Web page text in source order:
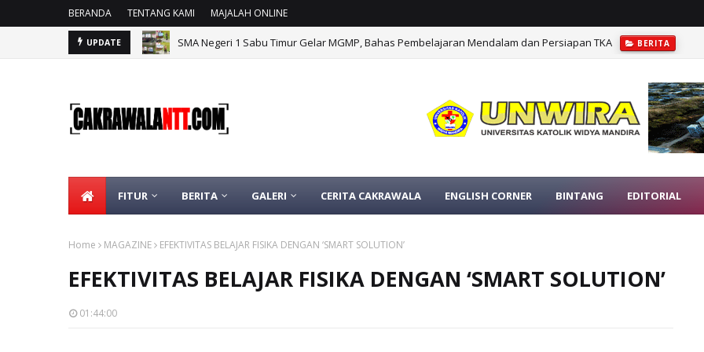
BERANDA TENTANG KAMI MAJALAH ONLINE
UPDATE SMA Negeri 1 Sabu Timur Gelar MGMP, Bahas Pembelajaran Mendalam dan Persiapan TKA BERITA
FITUR BERITA GALERI CERITA CAKRAWALA ENGLISH CORNER BINTANG EDITORIAL
Home MAGAZINE EFEKTIVITAS BELAJAR FISIKA DENGAN ‘SMART SOLUTION’
EFEKTIVITAS BELAJAR FISIKA DENGAN ‘SMART SOLUTION’
01:44:00